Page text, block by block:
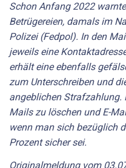
Schon Anfang 2022
Betrügereien, damals im
Polizei (Fedpol). In den
jeweils eine
erhält eine ebenfalls
zum Unterschreiben und
angeblichen Strafzahlung.
Mails zu löschen und E-
wenn man sich bezüglich
Prozent sicher sei.
Originalmeldung vom